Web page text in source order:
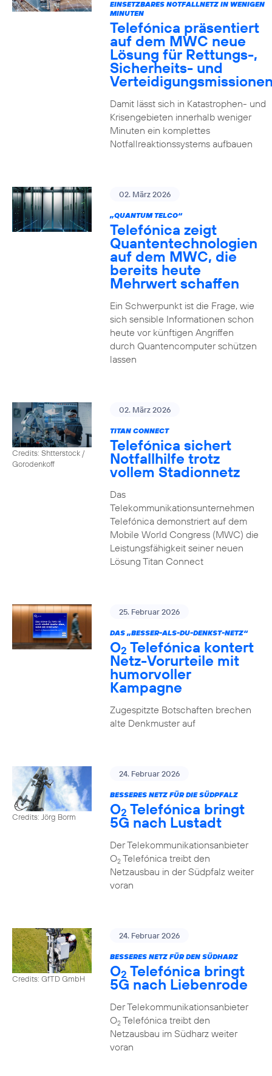
EINSETZBARES NOTFALLNETZ IN WENIGEN
MINUTEN
Telefónica präsentiert
auf dem MWC neue
Lösung für Rettungs-,
Sicherheits- und
Damit lässt sich in Katastrophen- und
Krisengebieten innerhalb weniger
Minuten ein komplettes
Notfallreaktionssystems aufbauen
02. März 2026
„QUANTUM TELCO“
Telefónica zeigt
Quanten­technologien
auf dem MWC, die
bereits heute
Mehrwert schaffen
Ein Schwerpunkt ist die Frage, wie
sich sensible Informationen schon
heute vor künftigen Angriffen
durch Quantencomputer schützen
lassen
Credits: Shtterstock /
Gorodenkoff
02. März 2026
TITAN CONNECT
Telefónica sichert
Notfallhilfe trotz
vollem Stadionnetz
Das
Telekommunikationsunternehmen
Telefónica demonstriert auf dem
Mobile World Congress (MWC) die
Leistungsfähigkeit seiner neuen
Lösung Titan Connect
25. Februar 2026
DAS „BESSER-ALS-DU-DENKST-NETZ“
O2 Telefónica kontert
Netz-Vorurteile mit
humorvoller
Kampagne
Zugespitzte Botschaften brechen
alte Denkmuster auf
Credits: Jörg Borm
24. Februar 2026
BESSERES NETZ FÜR DIE SÜDPFALZ
O2 Telefónica bringt
5G nach Lustadt
Der Telekommunikationsanbieter
O2Telefónica treibt den
Netzausbau in der Südpfalz weiter
voran
Credits: GfTD GmbH
24. Februar 2026
BESSERES NETZ FÜR DEN SÜDHARZ
O2 Telefónica bringt
5G nach Liebenrode
Der Telekommunikationsanbieter
O2Telefónica treibt den
Netzausbau im Südharz weiter
voran